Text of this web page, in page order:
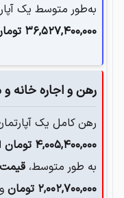
به‌طور متوسط یک
۳۶,۵۲۷,۴۰۰,۰۰۰
رهن و اجاره خانه
رهن کامل یک
۴,۰۰۵,۴۰۰,۰۰۰ تومان
به طور متوسط،
۲,۰۰۲,۷۰۰,۰۰۰ تومان و